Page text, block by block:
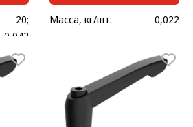
20;
0,042
Масса, кг/шт: 0,022